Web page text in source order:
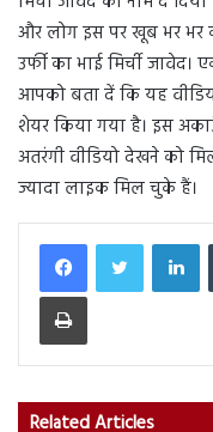
और लोग इस पर खूब भर
उर्फी का भाई मिर्ची
आपको बता दें कि यह
शेयर किया गया है। इस
अतरंगी वीडियो देखने को
ज्यादा लाइक मिल चुके हैं।
Print
Related Articles